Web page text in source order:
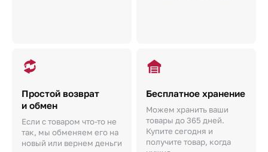
Простой возврат
и обмен
Если с товаром что-то не
так, мы обменяем его на
новый или вернем деньги
Бесплатное хранение
Можем хранить ваши
товары до 365 дней.
Купите сегодня и
получите товар, когда